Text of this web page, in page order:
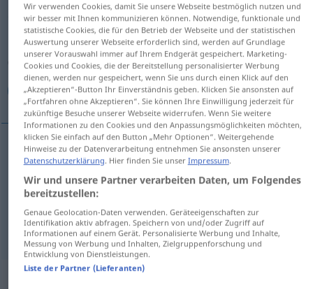
ordinäradj
Übersicht aller Übersetzungen
(Für mehr Details die Übersetzung anklicken/antippen)
عادي, مبتذل, سوقي
عادي [ʕaːdiː] ordinär
سوقي [suːqiː] ordinär(gemein)
Synonyme für "ordinär"
Wir verwenden Cookies, damit Sie unsere Webseite bestmöglich nutzen und
wir besser mit Ihnen kommunizieren können. Notwendige, funktionale und
statistische Cookies, die für den Betrieb der Webseite und der statistischen
Auswertung unserer Webseite erforderlich sind, werden auf Grundlage
unserer Vorauswahl immer auf Ihrem Endgerät gespeichert. Marketing-
Cookies und Cookies, die der Bereitstellung personalisierter Werbung
dienen, werden nur gespeichert, wenn Sie uns durch einen Klick auf den
„Akzeptieren“-Button Ihr Einverständnis geben. Klicken Sie ansonsten auf
„Fortfahren ohne Akzeptieren“. Sie können Ihre Einwilligung jederzeit für
zukünftige Besuche unserer Webseite widerrufen. Wenn Sie weitere
Informationen zu den Cookies und den Anpassungsmöglichkeiten möchten,
klicken Sie einfach auf den Button „Mehr Optionen“. Weitergehende
Hinweise zu der Datenverarbeitung entnehmen Sie ansonsten unserer
Datenschutzerklärung. Hier finden Sie unser Impressum.
Wir und unsere Partner verarbeiten Daten, um Folgendes
bereitzustellen:
Genaue Geolocation-Daten verwenden. Geräteeigenschaften zur
Identifikation aktiv abfragen. Speichern von und/oder Zugriff auf
Informationen auf einem Gerät. Personalisierte Werbung und Inhalte,
Messung von Werbung und Inhalten, Zielgruppenforschung und
Entwicklung von Dienstleistungen.
Liste der Partner (Lieferanten)